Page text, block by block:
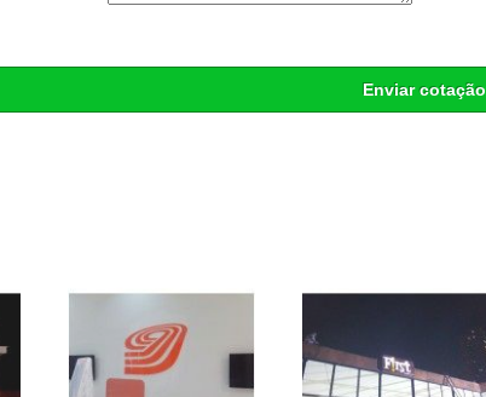
Enviar cotação